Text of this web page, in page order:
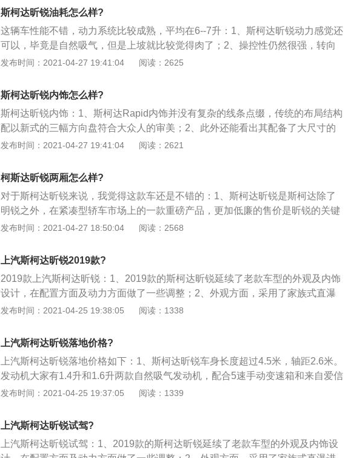
可以说是中国斯柯达起步最早的主要车型，但现在只有速派和明锐在销量上还不
错，车做的也比较用心，所以是值得购买的。
斯柯达昕锐油耗怎么样?
这辆车性能不错，动力系统比较成熟，平均在6--7升：1、斯柯达昕锐动力感觉还
可以，毕竟是自然吸气，但是上坡就比较觉得肉了；2、操控性仍然很强，转向
精度很好，道路反馈也不错，对于前后独立悬挂，有助于车辆操控性；3、发动
发布时间：2021-04-27 19:41:04 阅读：2625
斯柯达昕锐内饰怎么样?
斯柯达昕锐内饰：1、斯柯达Rapid内饰并没有复杂的线条点缀，传统的布局结构
配以新式的三幅方向盘符合大众人的审美；2、此外还能看出其配备了大尺寸的
液晶屏。在座椅材质上，低配车型配备的是织物座椅；3、而高配车型则配备了
有良好的支撑性和舒适性，就算长时间乘坐也不会感觉太累；4、其后排还提供
了同级车少有的三个独立头枕，为后排乘客带来舒适安全的体验。
发布时间：2021-04-27 19:41:04 阅读：2621
柯斯达昕锐两厢怎么样?
对于斯柯达昕锐来说，我觉得这款车还是不错的：1、斯柯达昕锐是斯柯达除了
明锐之外，在紧凑型轿车市场上的一款重磅产品，更加低廉的售价是昕锐的关键
点所在；2、斯柯达昕锐与大众捷达、桑塔纳出自同一平台，但是看看捷达和桑
便宜一点，为7.99万元13.49万元；3、而斯柯达昕锐的价格就更便宜了，官价7.6
9万元10.99万元；4、除了起售价格更低之外，顶配车型的售价也更低，这样就
造成了桑塔纳到捷达再到斯柯达昕锐的大众集团化车型布局。
发布时间：2021-04-27 18:50:04 阅读：2568
上汽斯柯达昕锐2019款?
2019款上汽斯柯达昕锐：1、2019款的斯柯达昕锐延续了老款车型的外观及内饰
设计，在配置方面及动力方面做了一些调整；2、外观方面，采用了家族式直瀑
进气格栅，在下格栅和车窗下沿部分融入了镀铬饰条的装饰；3、内饰方面，提
面，新车将搭载一台EA2111.5L自然吸气发动机，该款发动机的最大功率为85k
W，最大扭矩为150N·m；5、传动方面，与之匹配的是6速手自一体变速箱。百
公里综合工况油耗为5.5L，百公里加速为12.6s，最高车速可达185km\/h。
发布时间：2021-04-25 19:38:05 阅读：1338
上汽斯柯达昕锐落地价格?
上汽斯柯达昕锐落地价格如下：1、斯柯达昕锐车身长度超过4.5米，轴距2.6米。
发动机大家有1.4升和1.6升两款自然吸气发动机，配合5速手动变速箱和来自爱信
的6At自动变速箱。动力够用，燃油经济性还不错；2、其底盘采用的是前麦弗逊
显得任性十足，行驶质感和操控性能都比较不错，整体性很强；3、而这款手动
标准型1.6，价格8.19万元。目前有超过2.5万元的市场优惠。全款落地价格不会
超过7.5万元！能以这样的价格购买到一款德系紧凑级三厢车型。非常超值。
发布时间：2021-04-25 19:37:05 阅读：1339
上汽斯柯达昕锐试驾?
上汽斯柯达昕锐试驾：1、2019款的斯柯达昕锐延续了老款车型的外观及内饰设